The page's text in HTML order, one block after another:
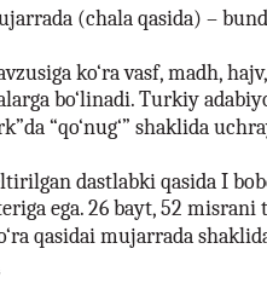
(chala qasida) –
ko‘ra vasf, madh,
bo‘linadi. Turkiy
“qo‘nug‘” shaklida
dastlabki qasida I
ega. 26 bayt, 52
qasidai mujarrada